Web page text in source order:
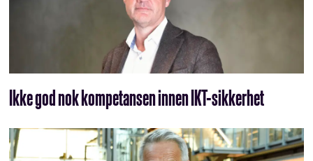
Ikke god nok kompetansen innen IKT-sikkerhet